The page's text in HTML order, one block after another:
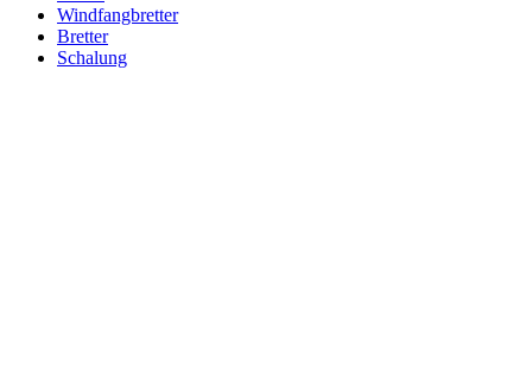
Windfangbretter
Bretter
Schalung